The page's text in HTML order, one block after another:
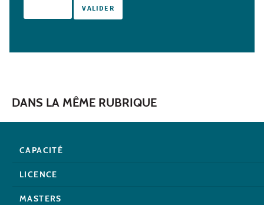
DANS LA MÊME RUBRIQUE
CAPACITÉ
LICENCE
MASTERS